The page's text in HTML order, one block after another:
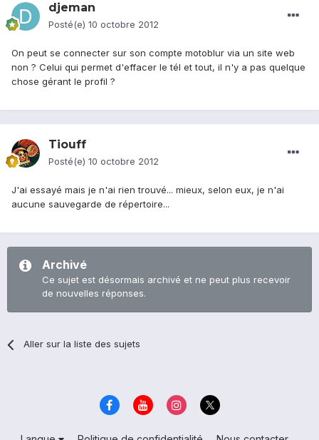
djeman
Posté(e) 10 octobre 2012
On peut se connecter sur son compte motoblur via un site web
non ? Celui qui permet d'effacer le tél et tout, il n'y a pas quelque
chose gérant le profil ?
Tiouff
Posté(e) 10 octobre 2012
J'ai essayé mais je n'ai rien trouvé... mieux, selon eux, je n'ai
aucune sauvegarde de répertoire...
Archivé
Ce sujet est désormais archivé et ne peut plus recevoir
de nouvelles réponses.
Aller sur la liste des sujets